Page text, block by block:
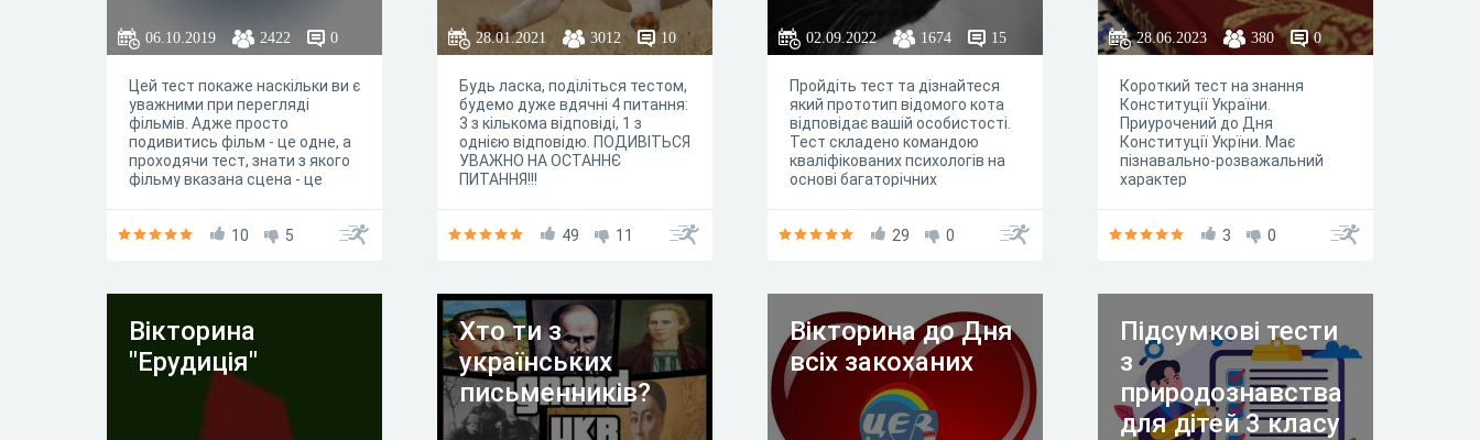
06.10.2019 2422 0
Цей тест покаже наскільки ви є
уважними при перегляді
фільмів. Адже просто
подивитись фільм - це одне, а
проходячи тест, знати з якого
фільму вказана сцена - це
свідчитиме, що ви дуже
10 5
28.01.2021 3012 10
Будь ласка, поділіться тестом,
будемо дуже вдячні 4 питання:
3 з кількома відповіді, 1 з
однією відповідю. ПОДИВІТЬСЯ
УВАЖНО НА ОСТАННЄ
ПИТАННЯ!!!
49 11
02.09.2022 1674 15
Пройдіть тест та дізнайтеся
який прототип відомого кота
відповідає вашій особистості.
Тест складено командою
кваліфікованих психологів на
основі багаторічних
29
0
28.06.2023 380 0
Короткий тест на знання
Конституції України.
Приурочений до Дня
Конституції Укрїни. Має
пізнавально-розважальний
характер
3 0
Вікторина
"Ерудиція"
Хто ти з
українських
письменників?
Вікторина до Дня
всіх закоханих
Підсумкові тести
з
природознавства
для дітей 3 класу